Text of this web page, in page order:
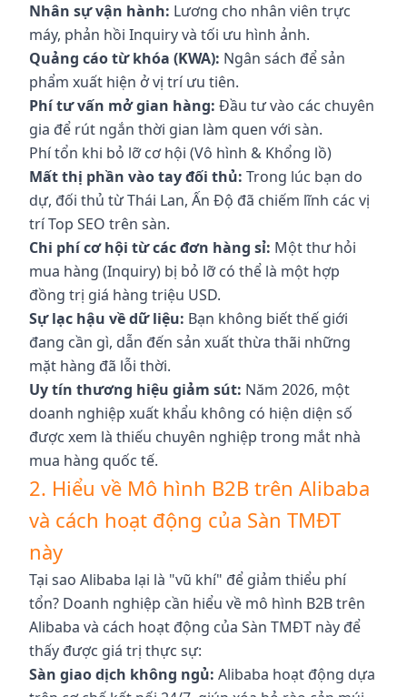
Nhân sự vận hành: Lương cho nhân viên trực
máy, phản hồi Inquiry và tối ưu hình ảnh.
Quảng cáo từ khóa (KWA): Ngân sách để sản
phẩm xuất hiện ở vị trí ưu tiên.
Phí tư vấn mở gian hàng: Đầu tư vào các chuyên
gia để rút ngắn thời gian làm quen với sàn.
Phí tổn khi bỏ lỡ cơ hội (Vô hình & Khổng lồ)
Mất thị phần vào tay đối thủ: Trong lúc bạn do
dự, đối thủ từ Thái Lan, Ấn Độ đã chiếm lĩnh các vị
trí Top SEO trên sàn.
Chi phí cơ hội từ các đơn hàng sỉ: Một thư hỏi
mua hàng (Inquiry) bị bỏ lỡ có thể là một hợp
đồng trị giá hàng triệu USD.
Sự lạc hậu về dữ liệu: Bạn không biết thế giới
đang cần gì, dẫn đến sản xuất thừa thãi những
mặt hàng đã lỗi thời.
Uy tín thương hiệu giảm sút: Năm 2026, một
doanh nghiệp xuất khẩu không có hiện diện số
được xem là thiếu chuyên nghiệp trong mắt nhà
mua hàng quốc tế.
2. Hiểu về Mô hình B2B trên Alibaba
và cách hoạt động của Sàn TMĐT
này
Tại sao Alibaba lại là "vũ khí" để giảm thiểu phí
tổn? Doanh nghiệp cần hiểu về mô hình B2B trên
Alibaba và cách hoạt động của Sàn TMĐT này để
thấy được giá trị thực sự:
Sàn giao dịch không ngủ: Alibaba hoạt động dựa